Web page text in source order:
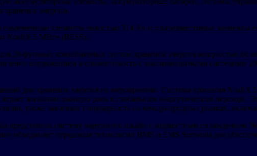
хранения энергии.
современные элементы емкостью 314 Ач и ультравместимые
NoahX 5 МВтч (BESS).
20-футовых контейнерных систем хранения энергии мощностью
напряжением и совместимость с высоковольтными системами
для хранения энергии на мероприятии. Система хранения
жизненно важную роль в глобальном энергетическом переходе.
также завоевала популярность на международных рынках,
представила систему наружного шкафа с жидкостным охлаждением
объединяет передовые технологии BMS и EMS Sunwoda для